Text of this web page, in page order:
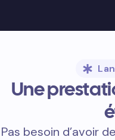
Une
Pas besoin d’avoir